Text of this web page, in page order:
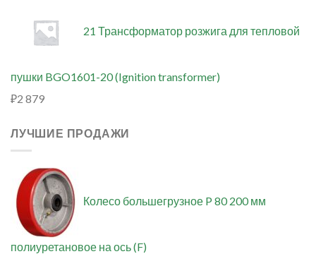
21 Трансформатор розжига для тепловой
пушки BGO1601-20 (Ignition transformer)
₽2 879
ЛУЧШИЕ ПРОДАЖИ
Колесо большегрузное P 80 200 мм
полиуретановое на ось (F)